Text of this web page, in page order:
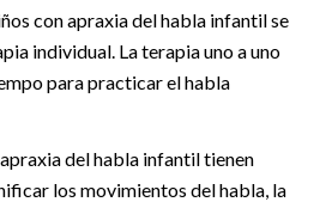
con apraxia del habla infantil se
individual. La terapia uno a uno
para practicar el habla
del habla infantil tienen
los movimientos del habla, la